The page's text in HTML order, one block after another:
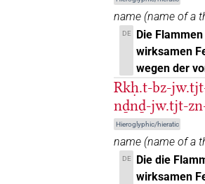
𓁷[] | 46×
𓁷[]𓏤 | 2×
𓁷⸮𔏴?𓏤 | 2×
𓁷𓂋 | 1× PREP (
𓁷𓂋𓏤 | 5× PREP
| 25× PREP
name (name of a
DE
Die
wirksamen
wegen der
Rkḥ.t-bz-
nḏnḏ-jw.tjt-
Hieroglyphic/hieratic
name (name of a
DE
Die die
wirksamen